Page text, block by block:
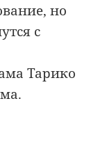
но
с
Тарико